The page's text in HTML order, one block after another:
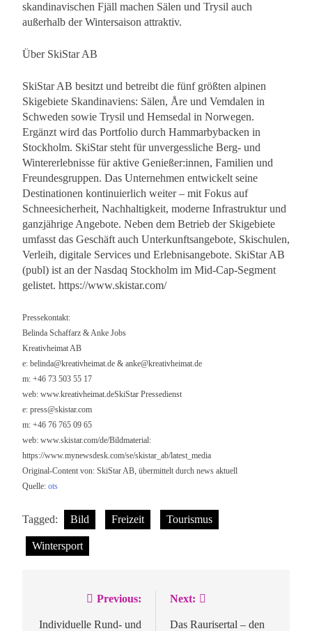
skandinavischen Fjäll machen Sälen und Trysil auch
außerhalb der Wintersaison attraktiv.
Über SkiStar AB
SkiStar AB besitzt und betreibt die fünf größten alpinen
Skigebiete Skandinaviens: Sälen, Åre und Vemdalen in
Schweden sowie Trysil und Hemsedal in Norwegen.
Ergänzt wird das Portfolio durch Hammarbybacken in
Stockholm. SkiStar steht für unvergessliche Berg- und
Wintererlebnisse für aktive Genießer:innen, Familien und
Freundesgruppen. Das Unternehmen entwickelt seine
Destinationen kontinuierlich weiter – mit Fokus auf
Schneesicherheit, Nachhaltigkeit, moderne Infrastruktur und
ganzjährige Angebote. Neben dem Betrieb der Skigebiete
umfasst das Geschäft auch Unterkunftsangebote, Skischulen,
Verleih, digitale Services und Erlebnisangebote. SkiStar AB
(publ) ist an der Nasdaq Stockholm im Mid-Cap-Segment
gelistet. https://www.skistar.com/
Pressekontakt:
Belinda Schaffarz & Anke Jobs
Kreativheimat AB
e: belinda@kreativheimat.de & anke@kreativheimat.de
m: +46 73 503 55 17
web: www.kreativheimat.deSkiStar Pressedienst
e: press@skistar.com
m: +46 76 765 09 65
web: www.skistar.com/de/Bildmaterial:
https://www.mynewsdesk.com/se/skistar_ab/latest_media
Original-Content von: SkiStar AB, übermittelt durch news aktuell
Quelle: ots
Tagged: Bild Freizeit Tourismus
Wintersport
Beitragsnavigation
Previous:
Individuelle Rund- und
Next:
Das Raurisertal – den